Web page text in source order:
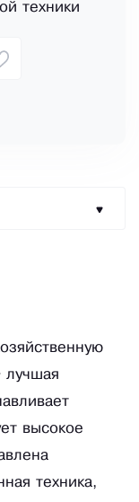
техники
лучшая
высокое
техника,